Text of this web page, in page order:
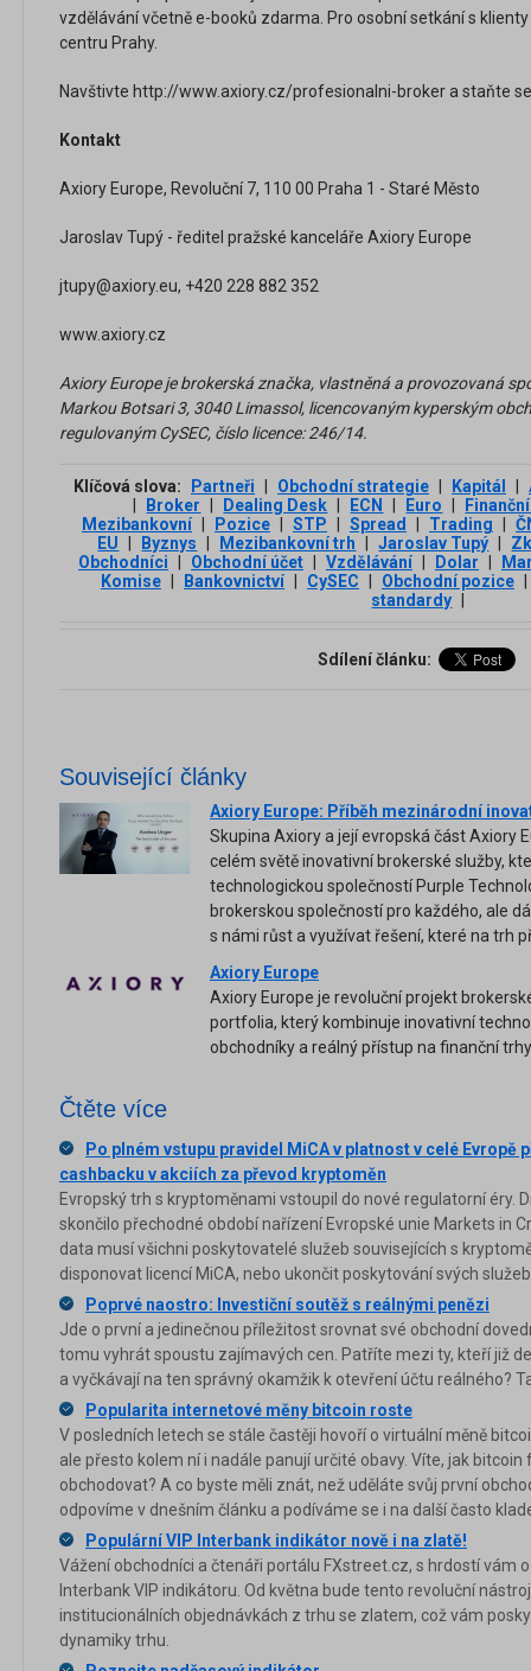
vzdělávání včetně e-booků zdarma. Pro osobní setkání s
centru Prahy.
Navštivte http://www.axiory.cz/profesionalni-broker a staňte
Kontakt
Axiory Europe, Revoluční 7, 110 00 Praha 1 - Staré Město
Jaroslav Tupý - ředitel pražské kanceláře Axiory Europe
jtupy@axiory.eu, +420 228 882 352
www.axiory.cz
Axiory Europe je brokerská značka, vlastněná a provozovaná
Markou Botsari 3, 3040 Limassol, licencovaným kyperským
regulovaným CySEC, číslo licence: 246/14.
Klíčová slova: Partneři Obchodní strategie Kapitál
Broker Dealing Desk ECN Euro
Mezibankovní
Pozice STP Spread Trading
EU
Byznys Mezibankovní trh Jaroslav Tupý
Obchodníci
Obchodní účet Vzdělávání Dolar
Komise
Bankovnictví CySEC Obchodní pozice
standardy
Sdílení článku:
Související články
Axiory Europe: Příběh mezinárodní
Skupina Axiory a její evropská část Axiory
celém světě inovativní brokerské služby,
technologickou společností Purple
brokerskou společností pro každého, ale
s námi růst a využívat řešení, které na trh
Axiory Europe
Axiory Europe je revoluční projekt
portfolia, který kombinuje inovativní
obchodníky a reálný přístup na finanční
Čtěte více
Po plném vstupu pravidel MiCA v platnost v celé Evropě
cashbacku v akciích za převod kryptoměn
Evropský trh s kryptoměnami vstoupil do nové regulatorní éry.
skončilo přechodné období nařízení Evropské unie Markets in
data musí všichni poskytovatelé služeb souvisejících s
disponovat licencí MiCA, nebo ukončit poskytování svých
Poprvé naostro: Investiční soutěž s reálnými penězi
Jde o první a jedinečnou příležitost srovnat své obchodní
tomu vyhrát spoustu zajímavých cen. Patříte mezi ty, kteří již
a vyčkávají na ten správný okamžik k otevření účtu reálného?
Popularita internetové měny bitcoin roste
V posledních letech se stále častěji hovoří o virtuální měně
ale přesto kolem ní i nadále panují určité obavy. Víte, jak
obchodovat? A co byste měli znát, než uděláte svůj první
odpovíme v dnešním článku a podíváme se i na další často
Populární VIP Interbank indikátor nově i na zlatě!
Vážení obchodníci a čtenáři portálu FXstreet.cz, s hrdostí vám
Interbank VIP indikátoru. Od května bude tento revoluční
institucionálních objednávkách z trhu se zlatem, což vám
dynamiky trhu.